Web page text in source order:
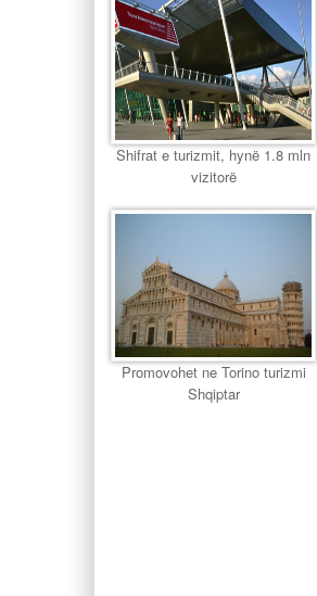
Shifrat e turizmit, hynë 1.8 mln
vizitorë
Promovohet ne Torino turizmi
Shqiptar